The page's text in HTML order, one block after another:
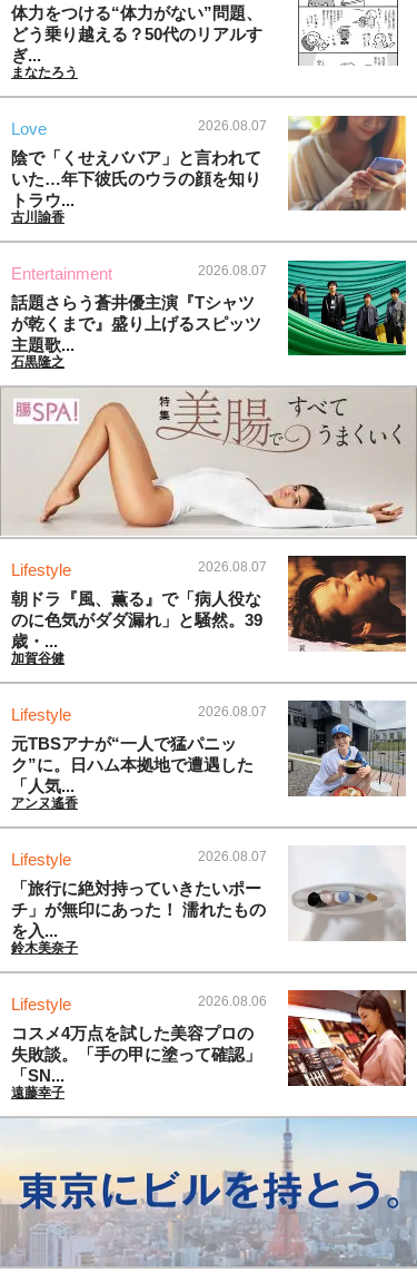
体力をつける“体力がない”問題、
どう乗り越える？50代のリアルす
ぎ...
まなたろう
Love 2026.08.07
陰で「くせえババア」と言われて
いた…年下彼氏のウラの顔を知り
トラウ...
古川諭香
Entertainment 2026.08.07
話題さらう蒼井優主演『Tシャツ
が乾くまで』盛り上げるスピッツ
主題歌...
石黒隆之
Lifestyle 2026.08.07
朝ドラ『風、薫る』で「病人役な
のに色気がダダ漏れ」と騒然。39
歳・...
加賀谷健
Lifestyle 2026.08.07
元TBSアナが“一人で猛パニッ
ク”に。日ハム本拠地で遭遇した
「人気...
アンヌ遙香
Lifestyle 2026.08.07
「旅行に絶対持っていきたいポー
チ」が無印にあった！ 濡れたもの
を入...
鈴木美奈子
Lifestyle 2026.08.06
コスメ4万点を試した美容プロの
失敗談。「手の甲に塗って確認」
「SN...
遠藤幸子